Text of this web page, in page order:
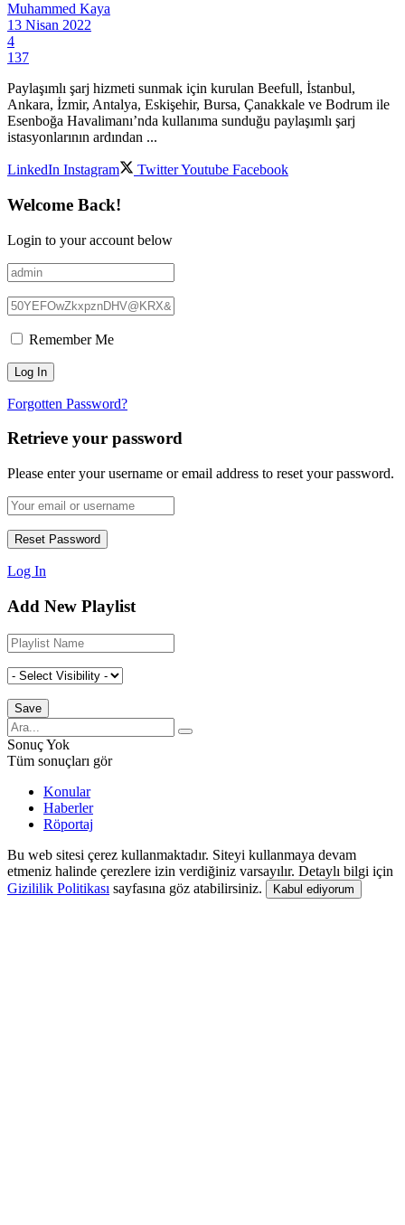
Muhammed Kaya
13 Nisan 2022
4
137
Paylaşımlı şarj hizmeti sunmak için kurulan Beefull, İstanbul,
Ankara, İzmir, Antalya, Eskişehir, Bursa, Çanakkale ve Bodrum ile
Esenboğa Havalimanı’nda kullanıma sunduğu paylaşımlı şarj
istasyonlarının ardından ...
LinkedIn Instagram TwitterYoutube Facebook
Welcome Back!
Login to your account below
Remember Me
Forgotten Password?
Retrieve your password
Please enter your username or email address to reset your password.
Log In
Add New Playlist
Sonuç Yok
Tüm sonuçları gör
Konular
Haberler
Röportaj
Bu web sitesi çerez kullanmaktadır. Siteyi kullanmaya devam
etmeniz halinde çerezlere izin verdiğiniz varsayılır. Detaylı bilgi için
Gizililik Politikası sayfasına göz atabilirsiniz. Kabul ediyorum